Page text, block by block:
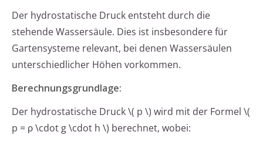
Der hydrostatische Druck entsteht durch die
stehende Wassersäule. Dies ist insbesondere für
Gartensysteme relevant, bei denen Wassersäulen
unterschiedlicher Höhen vorkommen.
Berechnungsgrundlage:
Der hydrostatische Druck \( p \) wird mit der Formel \(
p = ρ \cdot g \cdot h \) berechnet, wobei: